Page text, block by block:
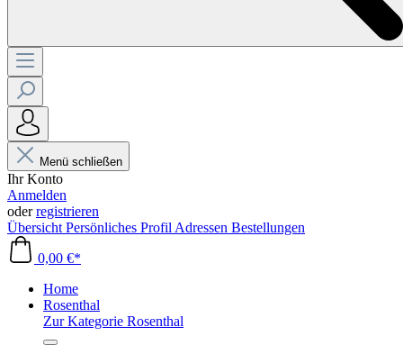
Menü schließen
Ihr Konto
Anmelden
oderregistrieren
Übersicht Persönliches Profil Adressen Bestellungen
0,00 €*
Home
Rosenthal
Zur Kategorie Rosenthal